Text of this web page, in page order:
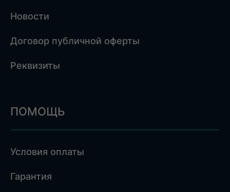
Новости
Договор публичной оферты
Реквизиты
ПОМОЩЬ
Условия оплаты
Гарантия